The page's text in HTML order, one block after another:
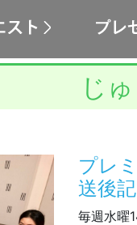
じ
プレ
送後記
毎週水曜